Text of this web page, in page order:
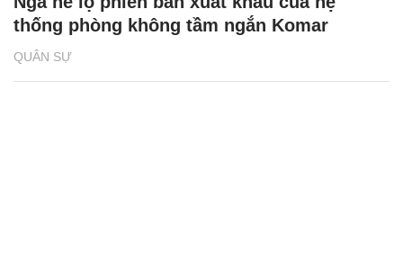
QUÂN SỰ
thống phòng không tầm ngắn Komar